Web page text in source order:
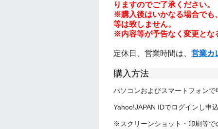
りますのでご了承ください。
※購入後はいかなる場合でも
等は致しません。
※内容等が予告なく変更とな
定休日、営業時間は、 営業カ
購入方法
パソコンおよびスマートフォンで
Yahoo!JAPAN IDでログインし申
※スクリーンショット・印刷等で